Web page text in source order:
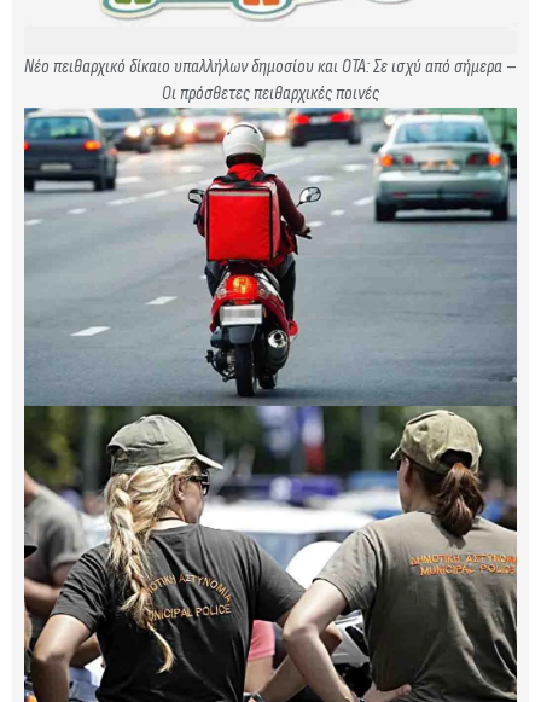
Νέο πειθαρχικό δίκαιο υπαλλήλων δημοσίου και ΟΤΑ: Σε ισχύ από σήμερα –
Οι πρόσθετες πειθαρχικές ποινές